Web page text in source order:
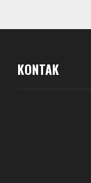
KONTAK